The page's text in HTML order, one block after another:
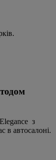
з
в автосалоні.